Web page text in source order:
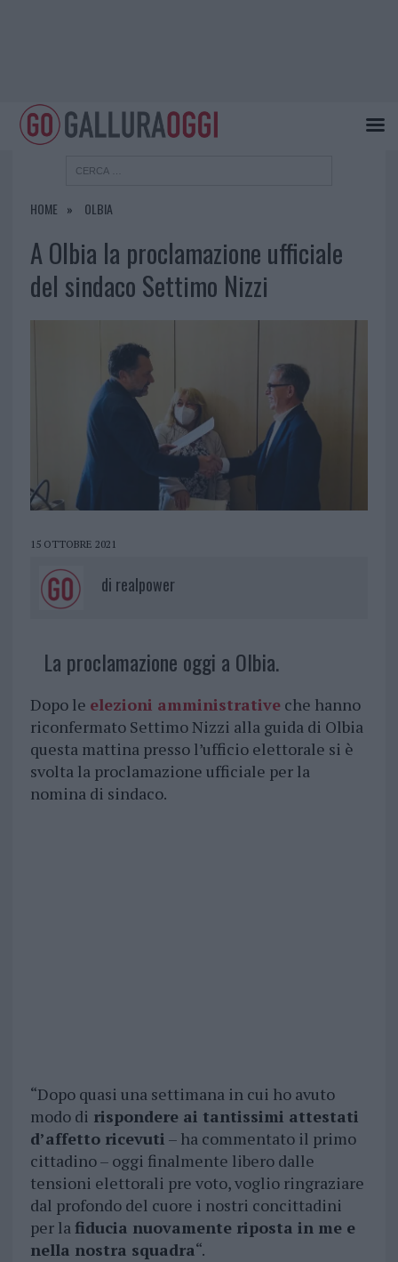
HOME OLBIA
A Olbia la proclamazione ufficiale
del sindaco Settimo Nizzi
15 OTTOBRE 2021
di realpower
La proclamazione oggi a Olbia.
Dopo le elezioni amministrativeche hanno
riconfermato Settimo Nizzi alla guida di Olbia
questa mattina presso l’ufficio elettorale si è
svolta la proclamazione ufficiale per la
nomina di sindaco.
“Dopo quasi una settimana in cui ho avuto
modo di rispondere ai tantissimi attestati
d’affetto ricevuti – ha commentato il primo
cittadino – oggi finalmente libero dalle
tensioni elettorali pre voto, voglio ringraziare
dal profondo del cuore i nostri concittadini
per lafiducia nuovamente riposta in me e
nella nostra squadra“.